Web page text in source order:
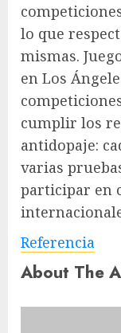
lo que
mismas.
en Los
cumplir los
antidopaje:
varias
participar en
Referencia
About The